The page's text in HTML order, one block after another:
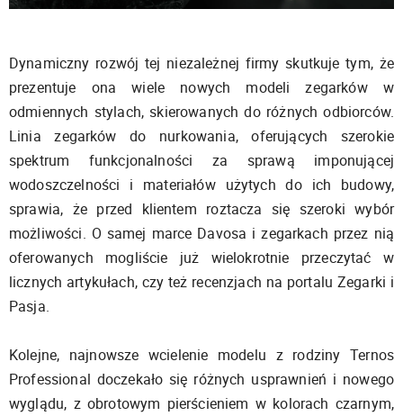
Dynamiczny rozwój tej niezależnej firmy skutkuje tym, że
prezentuje ona wiele nowych modeli zegarków w
odmiennych stylach, skierowanych do różnych odbiorców.
Linia zegarków do nurkowania, oferujących szerokie
spektrum funkcjonalności za sprawą imponującej
wodoszczelności i materiałów użytych do ich budowy,
sprawia, że przed klientem roztacza się szeroki wybór
możliwości. O samej marce Davosa i zegarkach przez nią
oferowanych mogliście już wielokrotnie przeczytać w
licznych artykułach, czy też recenzjach na portalu Zegarki i
Pasja.
Kolejne, najnowsze wcielenie modelu z rodziny Ternos
Professional doczekało się różnych usprawnień i nowego
wyglądu, z obrotowym pierścieniem w kolorach czarnym,